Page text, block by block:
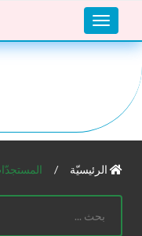
Toggle
navigation
الرئيسيّة